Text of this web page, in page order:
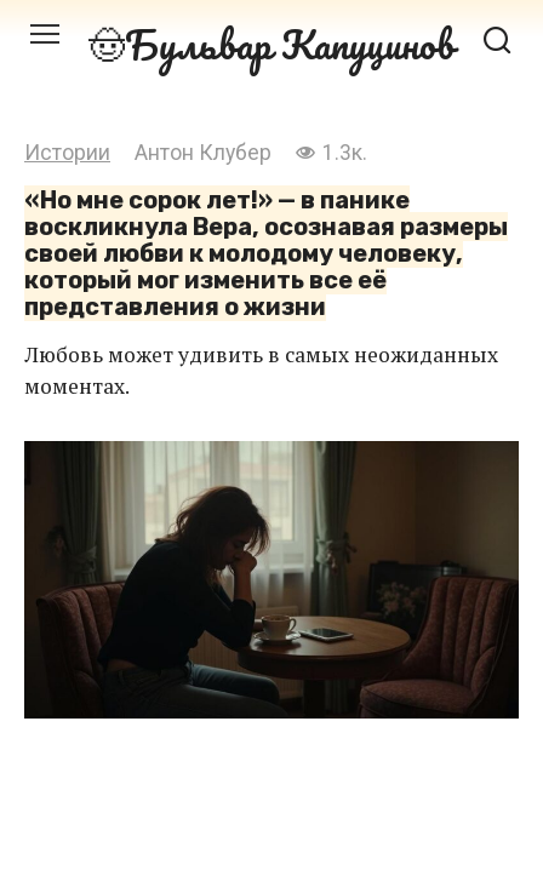
Перейти Бульвар Капуцинов
Истории Антон Клубер 1.3к.
«Но мне сорок лет!» — в панике
воскликнула Вера, осознавая размеры
своей любви к молодому человеку,
который мог изменить все её
представления о жизни
Любовь может удивить в самых неожиданных
моментах.